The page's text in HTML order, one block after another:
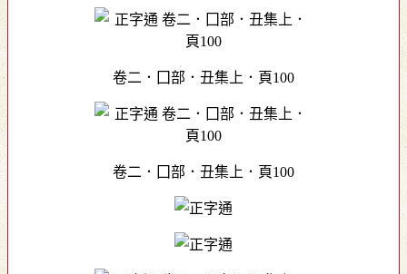
卷二．囗部．丑集上．頁100
卷二．囗部．丑集上．頁100